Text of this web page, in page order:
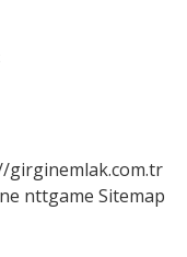
girginemlak.com.tr
nttgame Sitemap